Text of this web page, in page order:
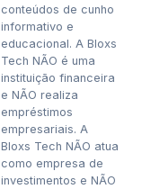
conteúdos de cunho
informativo e
educacional. A Bloxs
Tech NÃO é uma
instituição financeira
e NÃO realiza
empréstimos
empresariais. A
Bloxs Tech NÃO atua
como empresa de
investimentos e NÃO